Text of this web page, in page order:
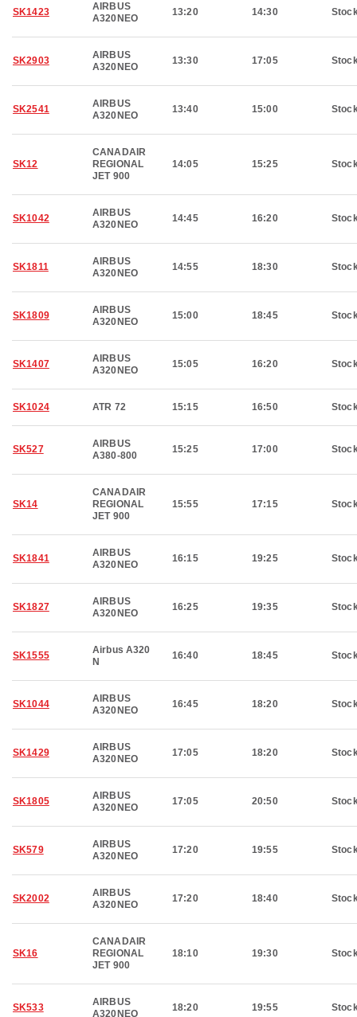
SK1423
AIRBUS
A320NEO
13:20 14:30
SK2903
AIRBUS
A320NEO
13:30 17:05
SK2541
AIRBUS
A320NEO
13:40 15:00
SK12
CANADAIR
REGIONAL
JET 900
14:05 15:25
SK1042
AIRBUS
A320NEO
14:45 16:20
SK1811
AIRBUS
A320NEO
14:55 18:30
SK1809
AIRBUS
A320NEO
15:00 18:45
SK1407
AIRBUS
A320NEO
15:05 16:20
SK1024 ATR 72 15:15 16:50
SK527
AIRBUS
A380-800
15:25 17:00
SK14
CANADAIR
REGIONAL
JET 900
15:55 17:15
SK1841
AIRBUS
A320NEO
16:15 19:25
SK1827
AIRBUS
A320NEO
16:25 19:35
SK1555
Airbus A320
N
16:40 18:45
SK1044
AIRBUS
A320NEO
16:45 18:20
SK1429
AIRBUS
A320NEO
17:05 18:20
SK1805
AIRBUS
A320NEO
17:05 20:50
SK579
AIRBUS
A320NEO
17:20 19:55
SK2002
AIRBUS
A320NEO
17:20 18:40
SK16
CANADAIR
REGIONAL
JET 900
18:10 19:30
SK533
AIRBUS
A320NEO
18:20 19:55